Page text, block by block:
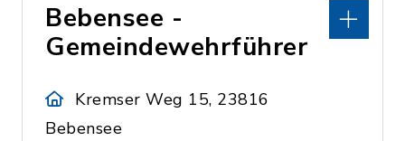
Bebensee -
Gemeindewehrführer
Kremser Weg 15, 23816
Bebensee